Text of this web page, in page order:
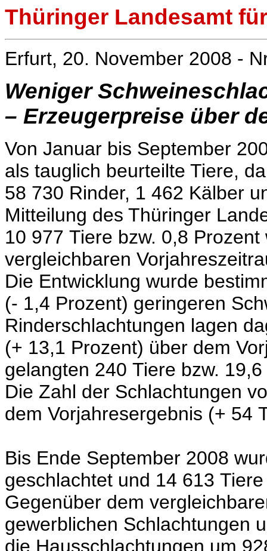
Thüringer Landesamt
Erfurt, 20. November 2008 -
Weniger
– Erzeugerpreise über
Von Januar bis September
als tauglich beurteilte Tiere,
58 730 Rinder, 1 462 Kälber
Mitteilung des Thüringer
10 977 Tiere bzw. 0,8
vergleichbaren
Die Entwicklung wurde
(- 1,4 Prozent) geringeren
Rinderschlachtungen lagen
(+ 13,1 Prozent) über dem
gelangten 240 Tiere bzw.
Die Zahl der Schlachtungen
dem Vorjahresergebnis (+ 54
Bis Ende September 2008
geschlachtet und 14 613
Gegenüber dem
gewerblichen Schlachtungen
die Hausschlachtungen um